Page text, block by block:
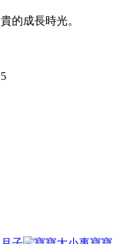
的成長時光。